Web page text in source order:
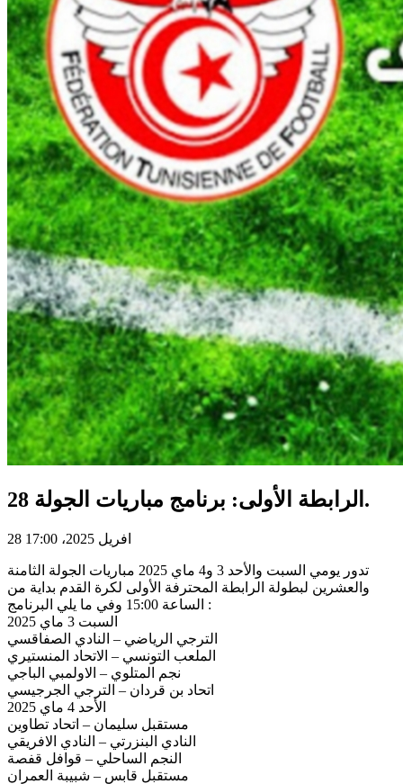
الرابطة الأولى: برنامج مباريات الجولة 28.
28 افريل 2025، 17:00
تدور يومي السبت والأحد 3 و4 ماي 2025 مباريات الجولة الثامنة
والعشرين لبطولة الرابطة المحترفة الأولى لكرة القدم بداية من
الساعة 15:00 وفي ما يلي البرنامج :
السبت 3 ماي 2025
الترجي الرياضي – النادي الصفاقسي
الملعب التونسي – الاتحاد المنستيري
نجم المتلوي – الاولمبي الباجي
اتحاد بن قردان – الترجي الجرجيسي
الأحد 4 ماي 2025
مستقبل سليمان – اتحاد تطاوين
النادي البنزرتي – النادي الافريقي
النجم الساحلي – قوافل قفصة
مستقبل قابس – شبيبة العمران